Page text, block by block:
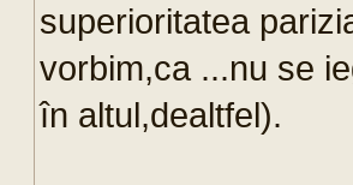
superioritatea
vorbim,ca ...nu se
în altul,dealtfel).